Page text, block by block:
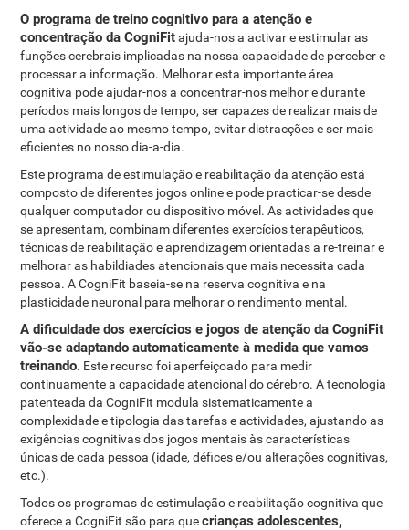
O programa de treino cognitivo para a atenção e
concentração da CogniFitajuda-nos a activar e estimular as
funções cerebrais implicadas na nossa capacidade de perceber e
processar a informação. Melhorar esta importante área
cognitiva pode ajudar-nos a concentrar-nos melhor e durante
períodos mais longos de tempo, ser capazes de realizar mais de
uma actividade ao mesmo tempo, evitar distracções e ser mais
eficientes no nosso dia-a-dia.
Este programa de estimulação e reabilitação da atenção está
composto de diferentes jogos online e pode practicar-se desde
qualquer computador ou dispositivo móvel. As actividades que
se apresentam, combinam diferentes exercícios terapêuticos,
técnicas de reabilitação e aprendizagem orientadas a re-treinar e
melhorar as habildiades atencionais que mais necessita cada
pessoa. A CogniFit baseia-se na reserva cognitiva e na
plasticidade neuronal para melhorar o rendimento mental.
A dificuldade dos exercícios e jogos de atenção da CogniFit
vão-se adaptando automaticamente à medida que vamos
treinando. Este recurso foi aperfeiçoado para medir
continuamente a capacidade atencional do cérebro. A tecnologia
patenteada da CogniFit modula sistematicamente a
complexidade e tipologia das tarefas e actividades, ajustando as
exigências cognitivas dos jogos mentais às características
únicas de cada pessoa (idade, défices e/ou alterações cognitivas,
etc.).
Todos os programas de estimulação e reabilitação cognitiva que
oferece a CogniFit são para quecrianças adolescentes,